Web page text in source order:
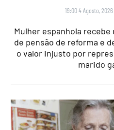
19:00 4 Agosto, 2026
Mulher espanhola
de pensão de reforma e
o valor injusto por
marido